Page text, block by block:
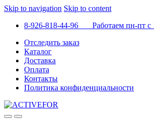
Skip to navigation Skip to content
8-926-818-44-96 Работаем пн-пт с
Отследить заказ
Каталог
Доставка
Оплата
Контакты
Политика конфиденциальности